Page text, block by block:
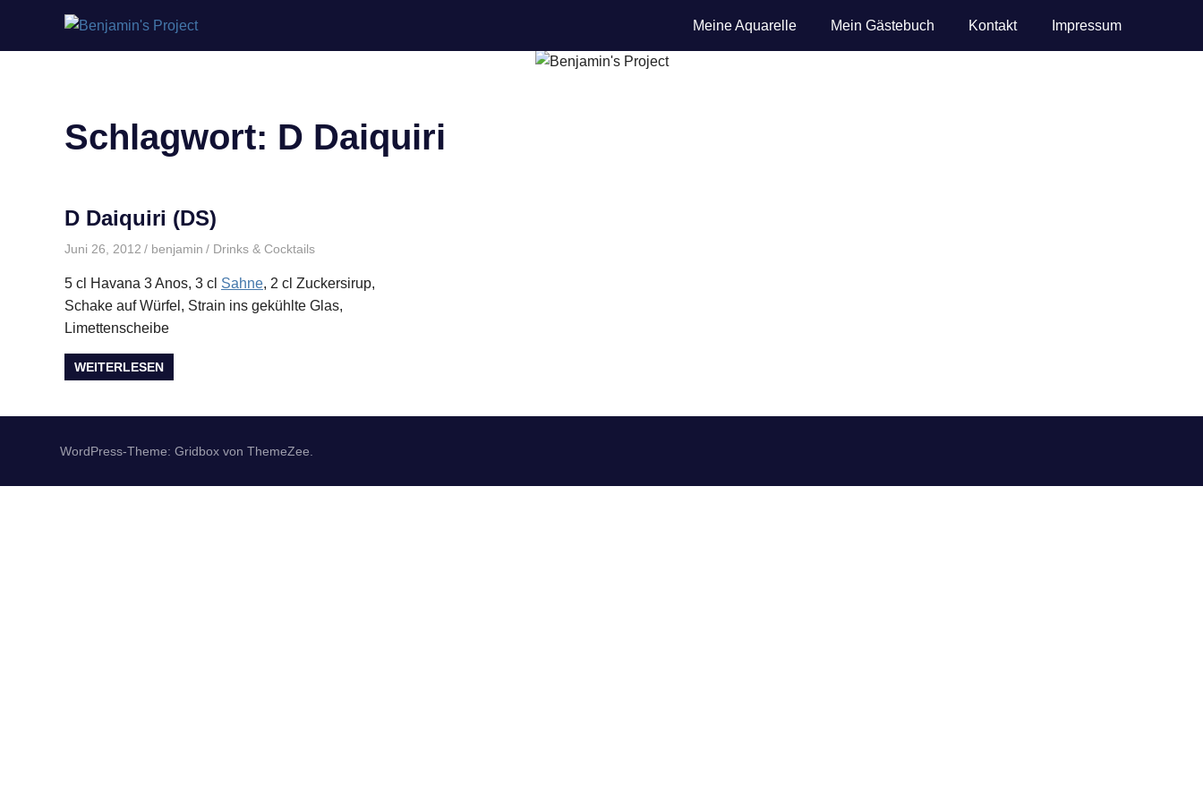
Meine Aquarelle Mein Gästebuch Kontakt Impressum
Schlagwort: D Daiquiri
D Daiquiri (DS)
Juni 26, 2012 benjamin Drinks & Cocktails
5 cl Havana 3 Anos, 3 cl Sahne, 2 cl Zuckersirup,
Schake auf Würfel, Strain ins gekühlte Glas,
Limettenscheibe
WEITERLESEN
WordPress-Theme: Gridbox von ThemeZee.